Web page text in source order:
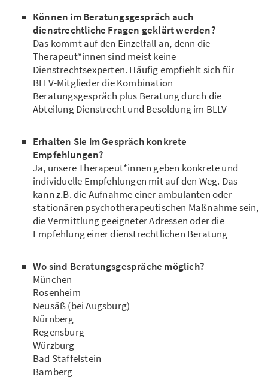
Können im Beratungsgespräch auch
dienstrechtliche Fragen geklärt werden?
Das kommt auf den Einzelfall an, denn die
Therapeut*innen sind meist keine
Dienstrechtsexperten. Häufig empfiehlt sich für
BLLV-Mitglieder die Kombination
Beratungsgespräch plus Beratung durch die
Abteilung Dienstrecht und Besoldung im BLLV
Erhalten Sie im Gespräch konkrete
Empfehlungen?
Ja, unsere Therapeut*innen geben konkrete und
individuelle Empfehlungen mit auf den Weg. Das
kann z.B. die Aufnahme einer ambulanten oder
stationären psychotherapeutischen Maßnahme sein,
die Vermittlung geeigneter Adressen oder die
Empfehlung einer dienstrechtlichen Beratung
Wo sind Beratungsgespräche möglich?
München
Rosenheim
Neusäß (bei Augsburg)
Nürnberg
Regensburg
Würzburg
Bad Staffelstein
Bamberg